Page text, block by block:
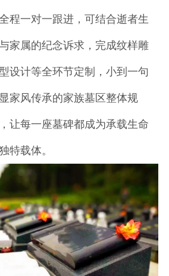
程一对一跟进，可结合逝者生
家属的纪念诉求，完成纹样雕
设计等全环节定制，小到一句
家风传承的家族墓区整体规
让每一座墓碑都成为承载生命
特载体。